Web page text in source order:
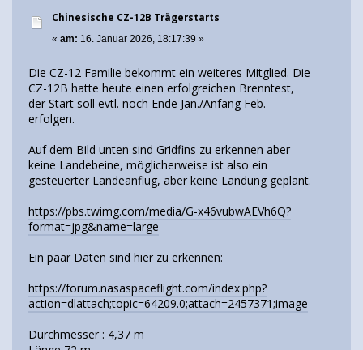
Chinesische CZ-12B Trägerstarts
« am: 16. Januar 2026, 18:17:39 »
Die CZ-12 Familie bekommt ein weiteres Mitglied. Die
CZ-12B hatte heute einen erfolgreichen Brenntest,
der Start soll evtl. noch Ende Jan./Anfang Feb.
erfolgen.
Auf dem Bild unten sind Gridfins zu erkennen aber
keine Landebeine, möglicherweise ist also ein
gesteuerter Landeanflug, aber keine Landung geplant.
https://pbs.twimg.com/media/G-x46vubwAEVh6Q?
format=jpg&name=large
Ein paar Daten sind hier zu erkennen:
https://forum.nasaspaceflight.com/index.php?
action=dlattach;topic=64209.0;attach=2457371;image
Durchmesser : 4,37 m